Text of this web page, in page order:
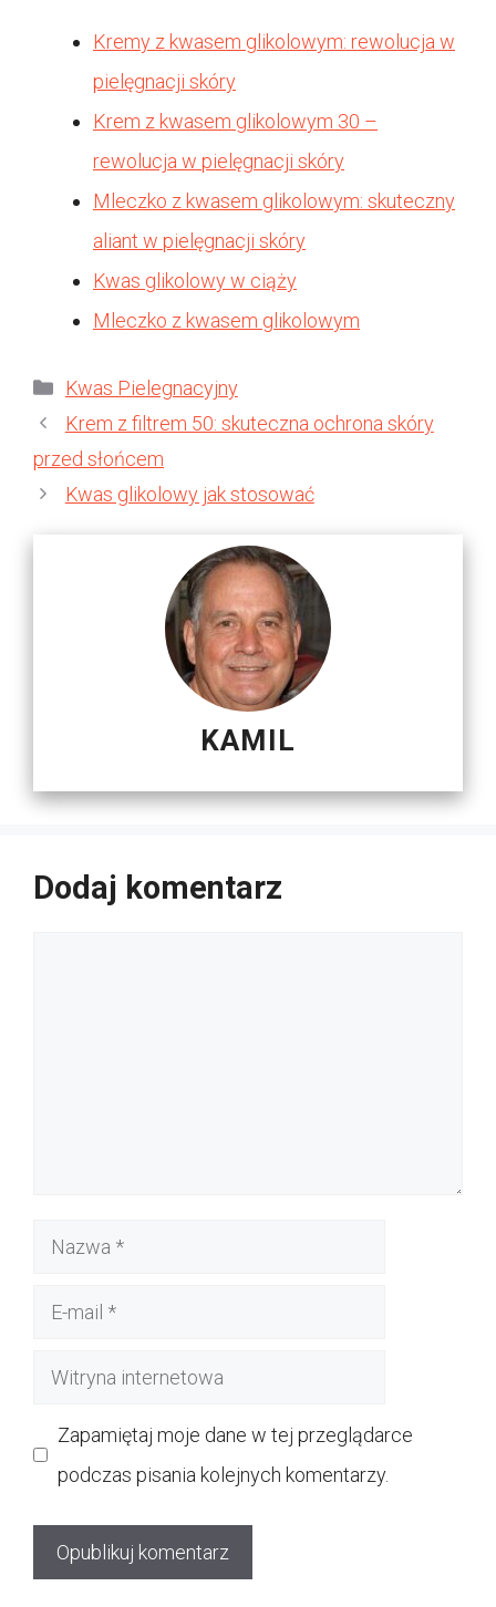
Kremy z kwasem glikolowym: rewolucja w
pielęgnacji skóry
Krem z kwasem glikolowym 30 –
rewolucja w pielęgnacji skóry
Mleczko z kwasem glikolowym: skuteczny
aliant w pielęgnacji skóry
Kwas glikolowy w ciąży
Mleczko z kwasem glikolowym
Kategorie
Kwas Pielegnacyjny
Krem z filtrem 50: skuteczna ochrona skóry
przed słońcem
Kwas glikolowy jak stosować
KAMIL
Dodaj komentarz
Nazwa
Witryna
Zapamiętaj moje dane w tej przeglądarce
podczas pisania kolejnych komentarzy.